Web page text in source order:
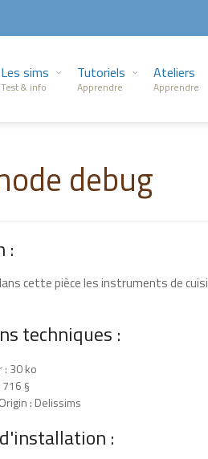
Les sims
Test & info
Tutoriels
Apprendre
Ateliers
Apprendre
debug
:
cette pièce les instruments de
techniques :
: 30 ko
§
: Delissims
: